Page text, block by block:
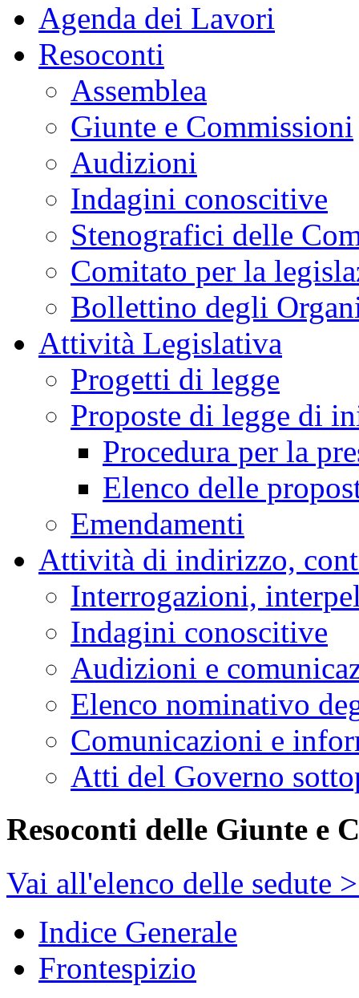
Agenda dei Lavori
Resoconti
Assemblea
Giunte e Commissioni
Audizioni
Indagini conoscitive
Stenografici delle
Comitato per la
Bollettino degli
Attività Legislativa
Progetti di legge
Proposte di legge di
Procedura per la
Elenco delle
Emendamenti
Attività di indirizzo,
Interrogazioni,
Indagini conoscitive
Audizioni e
Elenco nominativo
Comunicazioni e
Atti del Governo
Resoconti delle Giunte e
Vai all'elenco delle sedute
Indice Generale
Frontespizio